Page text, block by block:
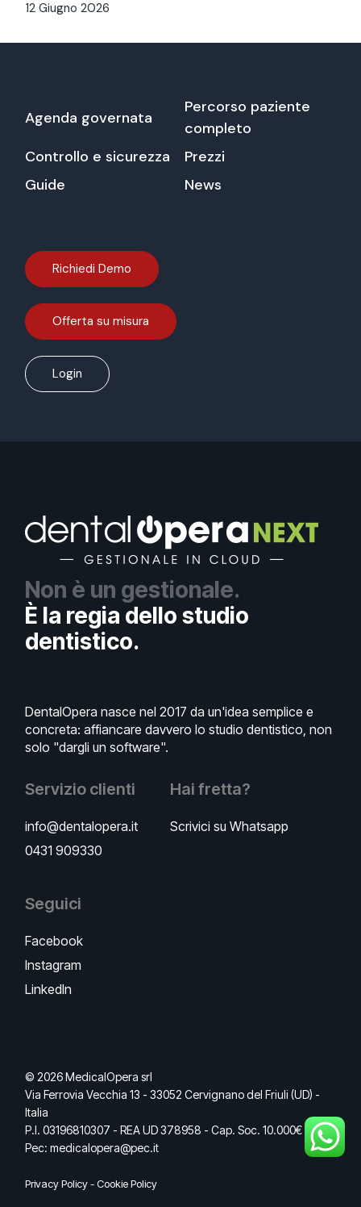
12 Giugno 2026
Agenda governata
Percorso paziente
completo
Controllo e sicurezza
Prezzi
Guide
News
Richiedi Demo
Offerta su misura
Login
Non è un gestionale.
È la regia dello studio
dentistico.
DentalOpera nasce nel 2017 da un'idea semplice e
concreta: affiancare davvero lo studio dentistico, non
solo "dargli un software".
Servizio clienti
info@dentalopera.it
0431 909330
Hai fretta?
Scrivici su Whatsapp
Seguici
Facebook
Instagram
LinkedIn
© 2026 MedicalOpera srl
Via Ferrovia Vecchia 13 - 33052 Cervignano del Friuli (UD) -
Italia
P.I. 03196810307 - REA UD 378958 - Cap. Soc. 10.000€ I.V. -
Pec: medicalopera@pec.it
Privacy Policy-Cookie Policy